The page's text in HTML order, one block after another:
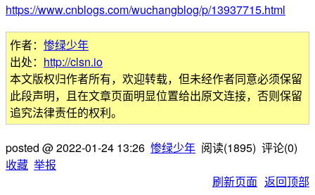
https://www.cnblogs.com/wuchangblog/p/13937715.html
作者： 惨绿少年
出处： http://clsn.io
本文版权归作者所有，欢迎转载，但未经作者同意必须保留
此段声明，且在文章页面明显位置给出原文连接，否则保留
追究法律责任的权利。
posted @2022-01-24 13:26 惨绿少年 阅读(1895) 评论(0)
收藏 举报
刷新页面 返回顶部